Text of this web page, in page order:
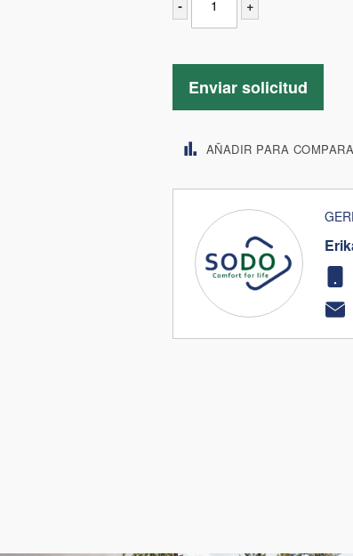
- +
Enviar solicitud
AÑADIR PARA